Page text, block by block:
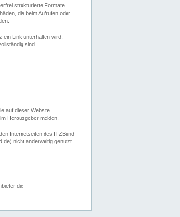
strukturierte Formate
die beim Aufrufen oder
ein Link unterhalten wird,
sind.
auf dieser Website
Herausgeber melden.
Internetseiten des ITZBund
nicht anderweitig genutzt
die